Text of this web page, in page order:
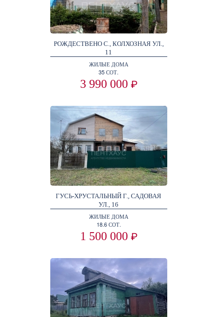
РОЖДЕСТВЕНО С., КОЛХОЗНАЯ УЛ.,
11
ЖИЛЫЕ ДОМА
35 СОТ.
3 990 000 ₽
ГУСЬ-ХРУСТАЛЬНЫЙ Г., САДОВАЯ
УЛ., 16
ЖИЛЫЕ ДОМА
18.6 СОТ.
1 500 000 ₽